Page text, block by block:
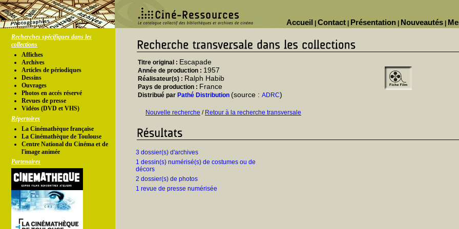
Nouveautés
Présentation
Contact
Accueil
Recherches spécifiques dans les
collections
Affiches
Archives
Articles de périodiques
Dessins
Ouvrages
Photos en accés réservé
Revues de presse
Vidéos (DVD et VHS)
Répertoires
La Cinémathèque française
La Cinémathèque de Toulouse
Centre National du Cinéma et de
l'image animée
Partenaires
Titre original : Escapade
Année de production : 1957
Réalisateur(s) : Ralph Habib
Pays de production : France
Distribué par Pathé Distribution (source : ADRC)
Nouvelle recherche / Retour à la recherche transversale
3 dossier(s) d'archives
1 dessin(s) numérisé(s) de costumes ou de
décors
2 dossier(s) de photos
1 revue de presse numérisée